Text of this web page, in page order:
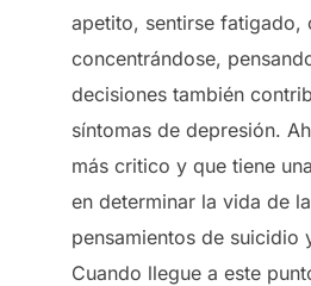
apetito, sentirse fatigado,
concentrándose,
decisiones también
síntomas de depresión.
más critico y que tiene
en determinar la vida de
pensamientos de suicidio
Cuando llegue a este